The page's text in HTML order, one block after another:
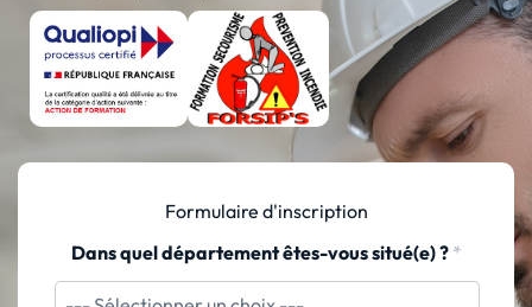
Formulaire d'inscription
Dans quel département êtes-vous situé(e) ? *